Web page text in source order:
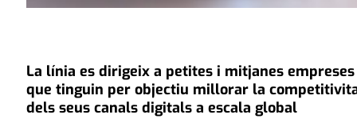
La línia es dirigeix a petites i mitjanes empreses
que tinguin per objectiu millorar la
dels seus canals digitals a escala global